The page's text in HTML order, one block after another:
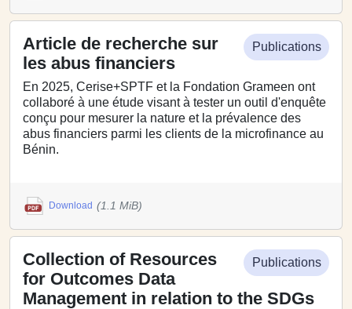
Publications
Article de recherche sur
les abus financiers
En 2025, Cerise+SPTF et la Fondation Grameen ont
collaboré à une étude visant à tester un outil d'enquête
conçu pour mesurer la nature et la prévalence des
abus financiers parmi les clients de la microfinance au
Bénin.
Download (1.1 MiB)
Publications
Collection of Resources
for Outcomes Data
Management in relation to the SDGs